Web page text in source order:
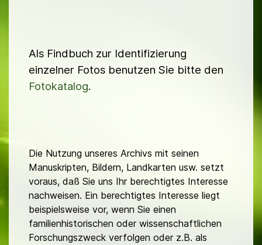
Als Findbuch zur Identifizierung
einzelner Fotos benutzen Sie bitte den
Fotokatalog.
Die Nutzung unseres Archivs mit seinen
Manuskripten, Bildern, Landkarten usw. setzt
voraus, daß Sie uns Ihr berechtigtes Interesse
nachweisen. Ein berechtigtes Interesse liegt
beispielsweise vor, wenn Sie einen
familienhistorischen oder wissenschaftlichen
Forschungszweck verfolgen oder z.B. als